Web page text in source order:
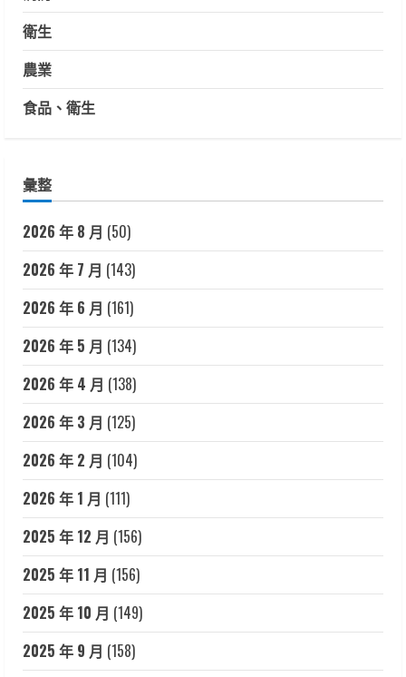
衛生
農業
食品、衛生
彙整
2026 年 8 月 (50)
2026 年 7 月 (143)
2026 年 6 月 (161)
2026 年 5 月 (134)
2026 年 4 月 (138)
2026 年 3 月 (125)
2026 年 2 月 (104)
2026 年 1 月 (111)
2025 年 12 月 (156)
2025 年 11 月 (156)
2025 年 10 月 (149)
2025 年 9 月 (158)